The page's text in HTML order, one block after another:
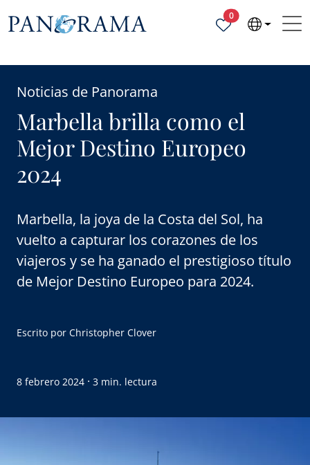
0Propiedades
Noticias de Panorama
Marbella brilla como el
Mejor Destino Europeo
2024
Marbella, la joya de la Costa del Sol, ha
vuelto a capturar los corazones de los
viajeros y se ha ganado el prestigioso título
de Mejor Destino Europeo para 2024.
Escrito por Christopher Clover
8 febrero 2024 · 3 min. lectura